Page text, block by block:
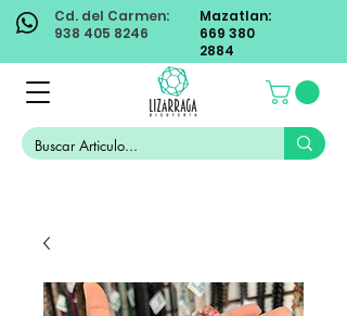
Cd. del Carmen:
938 405 8246
Mazatlan:
669 380
2884